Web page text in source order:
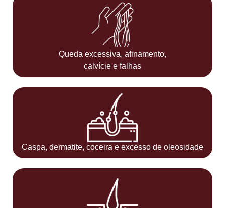
Queda excessiva, afinamento,
calvície e falhas
Caspa, dermatite, coceira e excesso de oleosidade